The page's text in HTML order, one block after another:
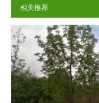
相关推荐